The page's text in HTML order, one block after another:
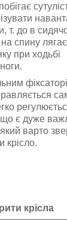
т. до в
спину лягає
при ходьбі
що є дуже
варто
крісло.
крісла